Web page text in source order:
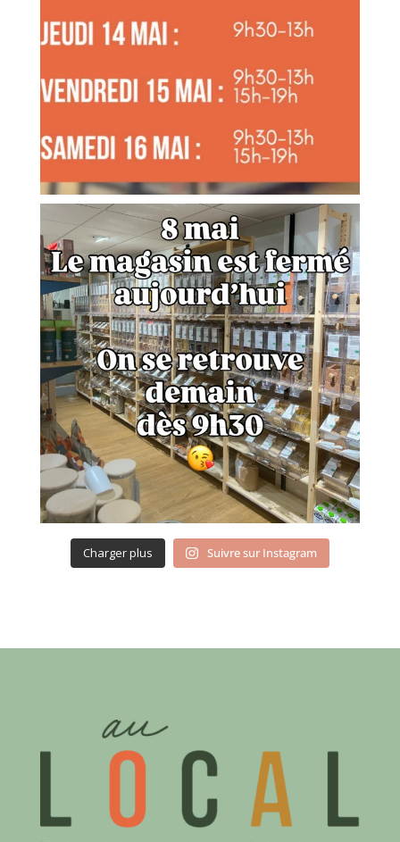
Charger plus Suivre sur Instagram